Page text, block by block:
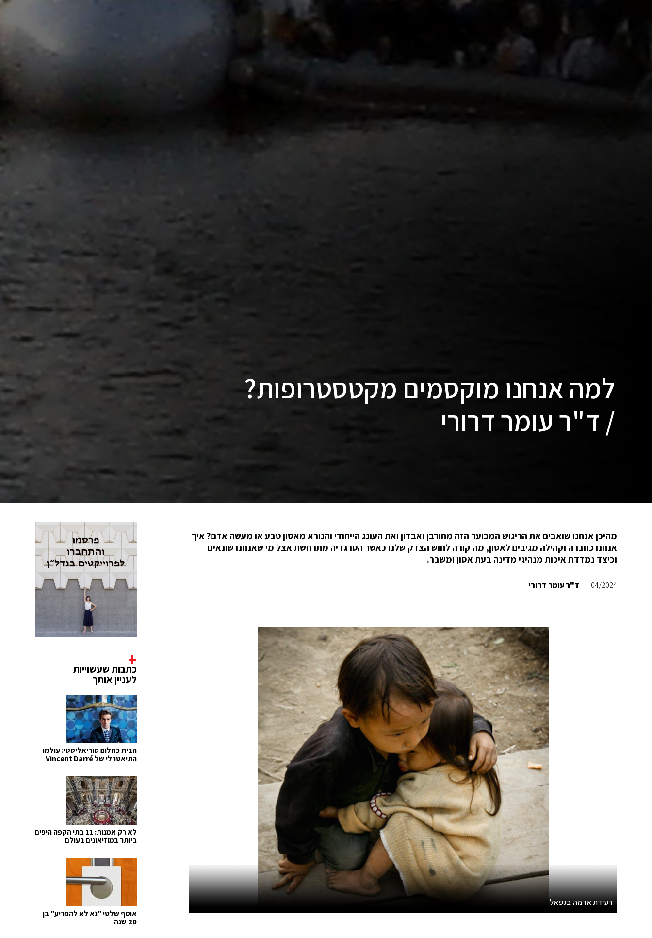
למה אנחנו מוקסמים מקטסטרופות?
/ ד"ר עומר דרורי
מהיכן אנחנו שואבים את הריגוש המכוער הזה מחורבן ואבדון ואת העונג הייחודי והנורא מאסון טבע או מעשה אדם? איך
אנחנו כחברה וקהילה מגיבים לאסון, מה קורה לחוש הצדק שלנו כאשר הטרגדיה מתרחשת אצל מי שאנחנו שונאים
וכיצד נמדדת איכות מנהיגי מדינה בעת אסון ומשבר.
04/2024
|
: ד"ר עומר דרורי
רעידת אדמה בנפאל
כתבות שעשוייות
לעניין אותך
הבית כחלום סוריאליסטי: עולמו
התיאטרלי של Vincent Darré
לא רק אמנות: 11 בתי הקפה היפים
ביותר במוזיאונים בעולם
אוסף שלטי "נא לא להפריע" בן
20 שנה